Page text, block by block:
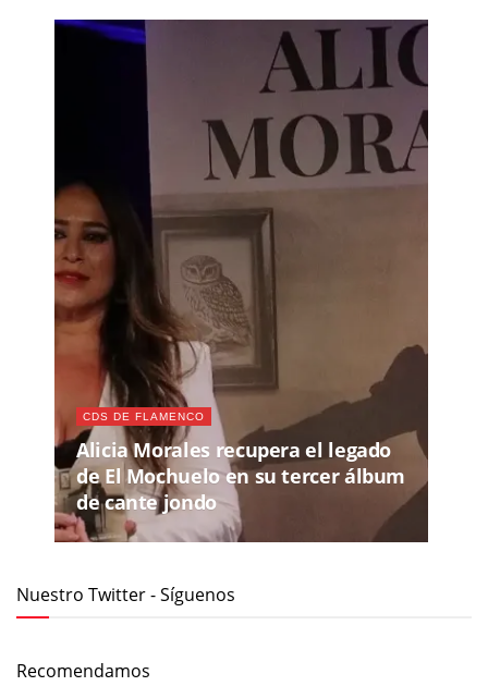
CDS DE FLAMENCO
Alicia Morales recupera el legado
de El Mochuelo en su tercer álbum
de cante jondo
Nuestro Twitter - Síguenos
Recomendamos